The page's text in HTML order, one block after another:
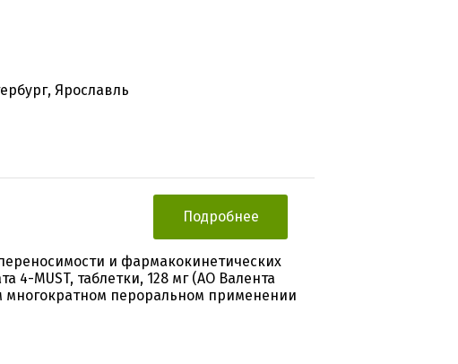
Ярославль
Подробнее
и фармакокинетических
4-MUST, таблетки, 128 мг (АО Валента
пероральном применении